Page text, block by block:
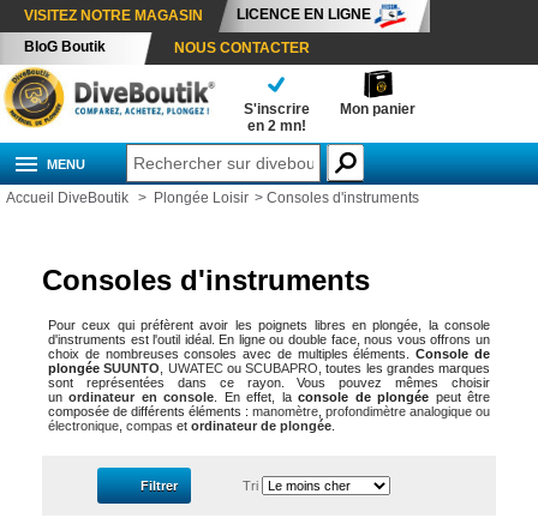
VISITEZ NOTRE MAGASIN
LICENCE EN LIGNE
BloG Boutik
NOUS CONTACTER
S'inscrire
en 2 mn!
Mon panier
MENU
Accueil DiveBoutik > Plongée Loisir > Consoles d'instruments
Consoles d'instruments
Pour ceux qui préfèrent avoir les poignets libres en plongée, la console
d'instruments est l'outil idéal. En ligne ou double face, nous vous offrons un
choix de nombreuses consoles avec de multiples éléments.Console de
plongéeSUUNTO UWATECou SCUBAPRO , toutes les grandes marques
sont représentées dans ce rayon. Vous pouvez mêmes choisir
unordinateur en console . En effet, laconsole de plongée peut être
composée de différents éléments : manomètre profondimètre analogique ou
électronique compas et ordinateur de plongée
Filtrer Tri